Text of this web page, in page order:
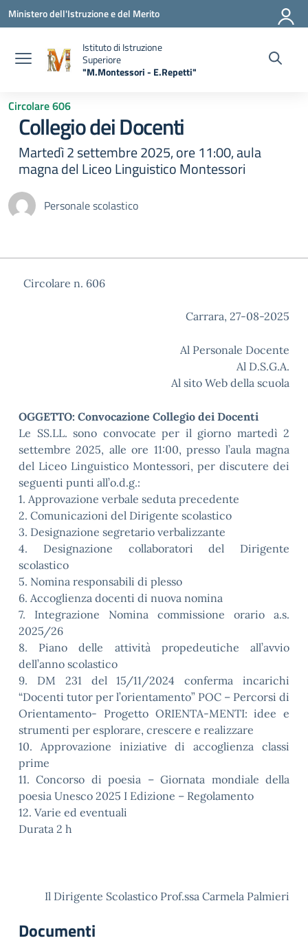
Vai ai contenuti
Vai al menu di navigazione
Vai al footer
Ministero dell'Istruzione e del Merito
Istituto di Istruzione
Superiore
"M.Montessori - E.Repetti"
Circolare 606
Collegio dei Docenti
Martedì 2 settembre 2025, ore 11:00, aula
magna del Liceo Linguistico Montessori
Personale scolastico
Circolare n. 606
Carrara, 27-08-2025
Al Personale Docente
Al D.S.G.A.
Al sito Web della scuola
OGGETTO: Convocazione Collegio dei Docenti
Le SS.LL. sono convocate per il giorno martedì 2
settembre 2025, alle ore 11:00, presso l’aula magna
del Liceo Linguistico Montessori, per discutere dei
seguenti punti all’o.d.g.:
1. Approvazione verbale seduta precedente
2. Comunicazioni del Dirigente scolastico
3. Designazione segretario verbalizzante
4. Designazione collaboratori del Dirigente
scolastico
5. Nomina responsabili di plesso
6. Accoglienza docenti di nuova nomina
7. Integrazione Nomina commissione orario a.s.
2025/26
8. Piano delle attività propedeutiche all’avvio
dell’anno scolastico
9. DM 231 del 15/11/2024 conferma incarichi
“Docenti tutor per l’orientamento” POC – Percorsi di
Orientamento- Progetto ORIENTA-MENTI: idee e
strumenti per esplorare, crescere e realizzare
10. Approvazione iniziative di accoglienza classi
prime
11. Concorso di poesia – Giornata mondiale della
poesia Unesco 2025 I Edizione – Regolamento
12. Varie ed eventuali
Durata 2 h
Il Dirigente Scolastico Prof.ssa Carmela Palmieri
Documenti